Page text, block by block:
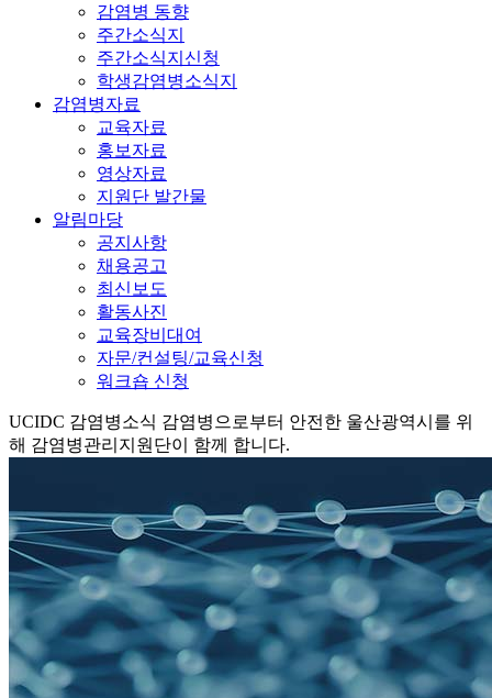
감염병 동향
주간소식지
주간소식지신청
학생감염병소식지
감염병자료
교육자료
홍보자료
영상자료
지원단 발간물
알림마당
공지사항
채용공고
최신보도
활동사진
교육장비대여
자문/컨설팅/교육신청
워크숍 신청
UCIDC 감염병소식 감염병으로부터 안전한 울산광역시를 위
해 감염병관리지원단이 함께 합니다.